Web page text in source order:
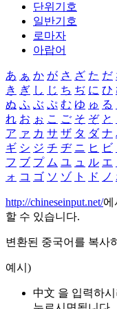
단위기호
일반기호
로마자
아랍어
あ ぁ か が さ ざ た だ
き ぎ し じ ち ぢ に ひ
ぬ ふ ぶ ぷ む ゆ ゅ る
れ お ぉ こ ご そ ぞ と
ア ァ カ サ ザ タ ダ ナ
ギ シ ジ チ ヂ ニ ヒ ビ
フ ブ プ ム ユ ュ ル エ
ォ コ ゴ ソ ゾ ト ド ノ
http://chineseinput.net/에
할 수 있습니다.
변환된 중국어를 복사
예시)
中文 을 입력하시